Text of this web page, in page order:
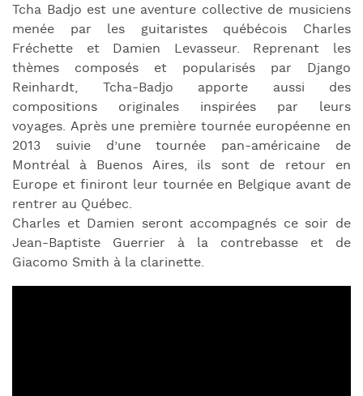
Tcha Badjo est une aventure collective de musiciens
menée par les guitaristes québécois Charles
Fréchette et Damien Levasseur. Reprenant les
thèmes composés et popularisés par Django
Reinhardt, Tcha-Badjo apporte aussi des
compositions originales inspirées par leurs
voyages. Après une première tournée européenne en
2013 suivie d’une tournée pan-américaine de
Montréal à Buenos Aires, ils sont de retour en
Europe et finiront leur tournée en Belgique avant de
rentrer au Québec.
Charles et Damien seront accompagnés ce soir de
Jean-Baptiste Guerrier à la contrebasse et de
Giacomo Smith à la clarinette.